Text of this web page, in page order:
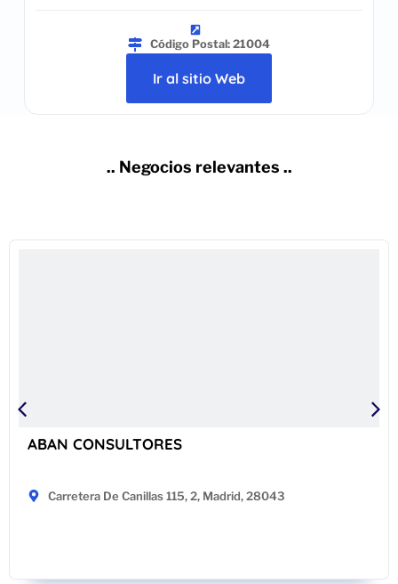
Código Postal: 21004
Ir al sitio Web
.. Negocios relevantes ..
ABAN CONSULTORES
Carretera De Canillas 115, 2, Madrid, 28043